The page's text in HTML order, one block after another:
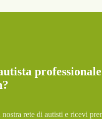
rete di autisti e ricevi